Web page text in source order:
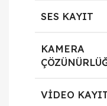
SES KAYIT
KAMERA
VIDEO